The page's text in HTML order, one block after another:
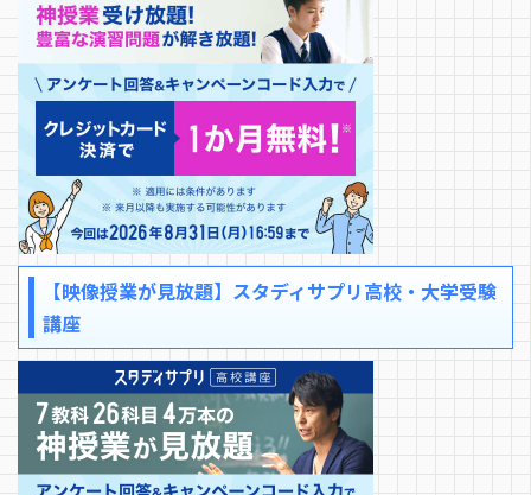
【映像授業が見放題】スタディサプリ高校・大学受験
講座